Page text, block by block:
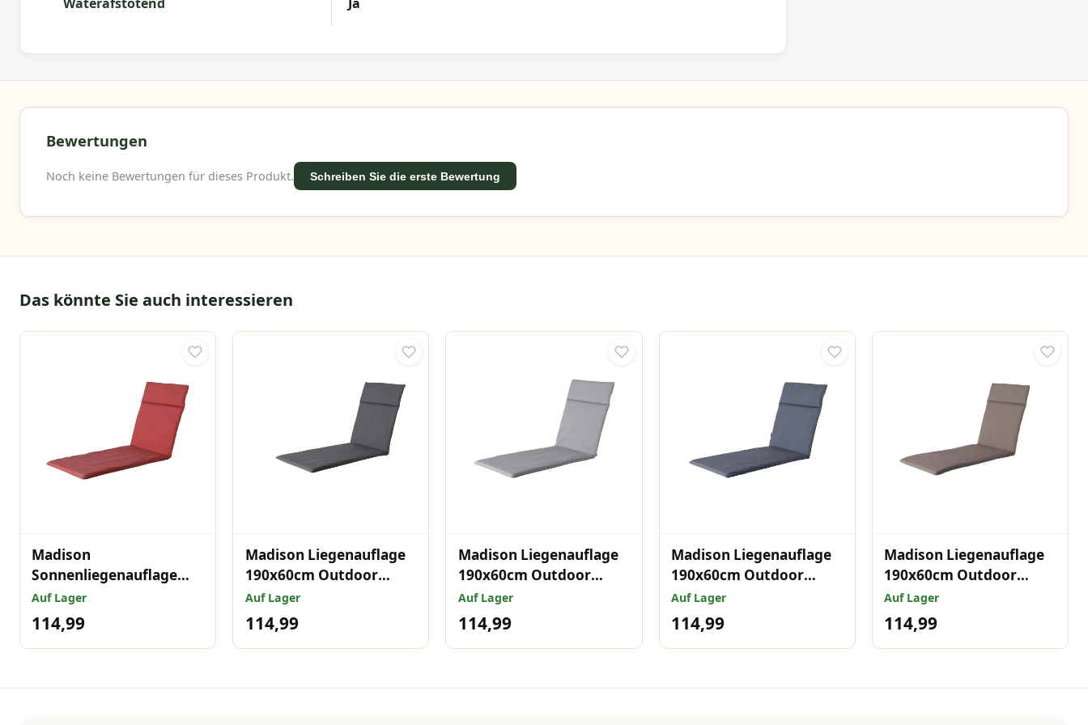
Bewertungen
Noch keine Bewertungen für dieses Produkt. Schreiben Sie die erste Bewertung
Das könnte Sie auch interessieren
Madison
Sonnenliegenauflage
190x60cm Outdoor
Manchester Rot
Auf Lager
114,99
Madison Liegenauflage
190x60cm Outdoor
Manchester grey
Auf Lager
114,99
Madison Liegenauflage
190x60cm Outdoor
Manchester light grey
Auf Lager
114,99
Madison Liegenauflage
190x60cm Outdoor
Manchester Denim Grau
Auf Lager
114,99
Madison Liegenauflage
190x60cm Outdoor
Manchester Taupe
Auf Lager
114,99